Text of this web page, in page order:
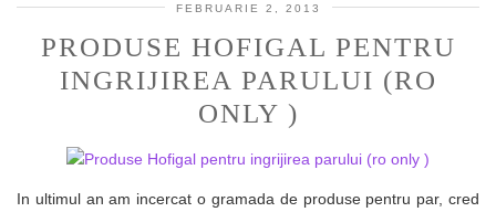
FEBRUARIE 2, 2013
PRODUSE HOFIGAL PENTRU
INGRIJIREA PARULUI (RO
ONLY )
In ultimul an am incercat o gramada de produse pentru par, cred